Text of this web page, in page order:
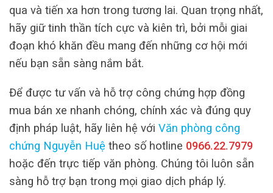
qua và tiến xa hơn trong tương lai. Quan trọng nhất,
hãy giữ tinh thần tích cực và kiên trì, bởi mỗi giai
đoạn khó khăn đều mang đến những cơ hội mới
nếu bạn sẵn sàng nắm bắt.
Để được tư vấn và hỗ trợ công chứng hợp đồng
mua bán xe nhanh chóng, chính xác và đúng quy
định pháp luật, hãy liên hệ với Văn phòng công
chứng Nguyễn Huệ theo số hotline 0966.22.7979
hoặc đến trực tiếp văn phòng. Chúng tôi luôn sẵn
sàng hỗ trợ bạn trong mọi giao dịch pháp lý.